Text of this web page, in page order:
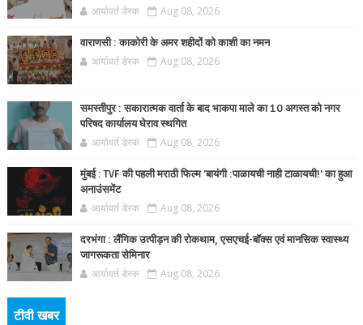
आर्यावर्त डेस्क Aug 08, 2026
वाराणसी : काकोरी के अमर शहीदों को काशी का नमन
आर्यावर्त डेस्क Aug 08, 2026
समस्तीपुर : सकारात्मक वार्ता के बाद भाकपा माले का 10 अगस्त को नगर
परिषद कार्यालय घेराव स्थगित
आर्यावर्त डेस्क Aug 08, 2026
मुंबई : TVF की पहली मराठी फिल्म 'बायंगी :पाळायची नाही टाळायची!' का हुआ
अनाउंसमेंट
आर्यावर्त डेस्क Aug 08, 2026
दरभंगा : लैंगिक उत्पीड़न की रोकथाम, एसएचई-बॉक्स एवं मानसिक स्वास्थ्य
जागरूकता सेमिनार
आर्यावर्त डेस्क Aug 08, 2026
टीवी खबर